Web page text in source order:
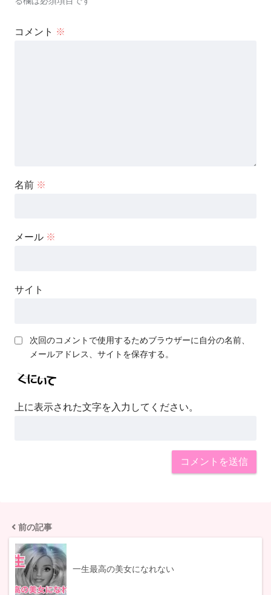
コメント ※
名前 ※
メール ※
サイト
次回のコメントで使用するためブラウザーに自分の名前、
メールアドレス、サイトを保存する。
上に表示された文字を入力してください。
前の記事
一生最高の美女になれない